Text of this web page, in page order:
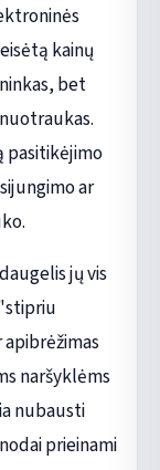
kainų
bet
pasitikėjimo
ar
jų vis
naršyklėms
nubausti
prieinami